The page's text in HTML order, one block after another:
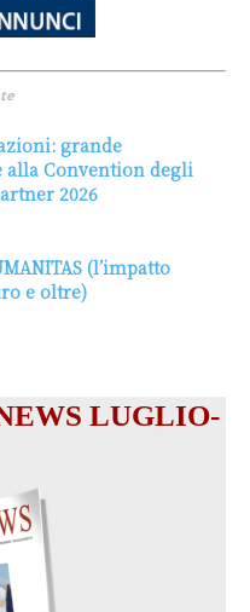
grande
alla Convention degli
2026
(l’impatto
e oltre)
LUGLIO-